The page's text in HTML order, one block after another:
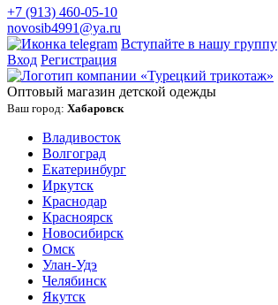
+7 (913) 460-05-10
novosib4991@ya.ru
Вступайте в нашу группу
Вход Регистрация
Оптовый магазин детской одежды
Ваш город: Хабаровск
Владивосток
Волгоград
Екатеринбург
Иркутск
Краснодар
Красноярск
Новосибирск
Омск
Улан-Удэ
Челябинск
Якутск